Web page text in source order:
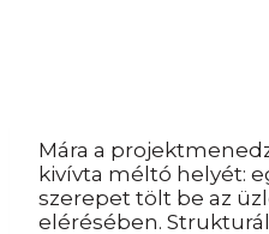
Mára a
kivívta méltó helyét:
szerepet tölt be az
elérésében.